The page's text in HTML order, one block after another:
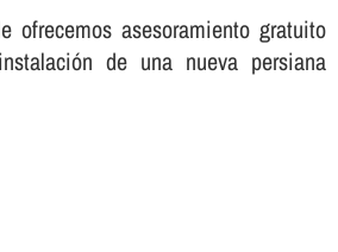
ofrecemos asesoramiento gratuito
de una nueva persiana